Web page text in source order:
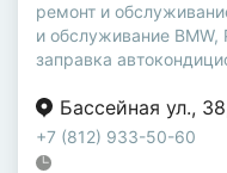
ремонт и
и обслуживание BMW,
заправка
Бассейная ул., 38
+7 (812) 933-50-60